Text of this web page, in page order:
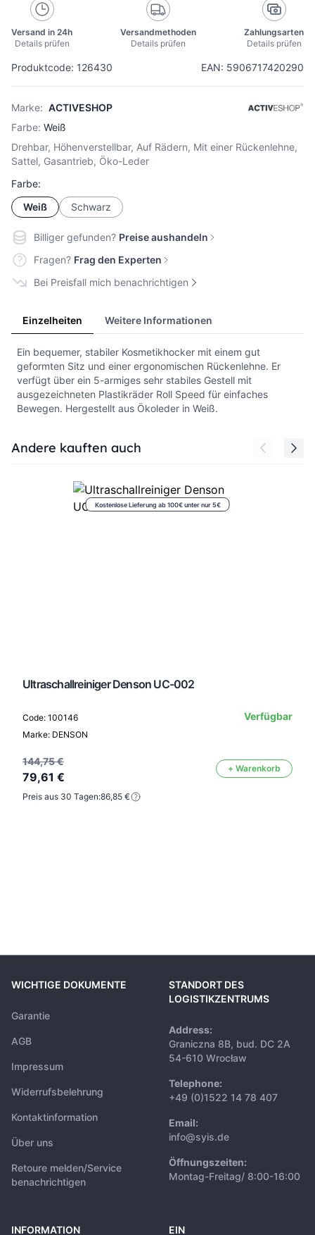
Produktcode: 126430 EAN: 5906717420290
Marke: ACTIVESHOP
Farbe: Weiß
Drehbar, Höhenverstellbar, Auf Rädern, Mit einer Rückenlehne,
Sattel, Gasantrieb, Öko-Leder
Farbe:
Weiß
Schwarz
Versand in 24h
Details prüfen
Versandmethoden
Details prüfen
Zahlungsarten
Details prüfen
Billiger gefunden? Preise aushandeln
Fragen? Frag den Experten
Bei Preisfall mich benachrichtigen
Einzelheiten Weitere Informationen
Ein bequemer, stabiler Kosmetikhocker mit einem gut
geformten Sitz und einer ergonomischen Rückenlehne. Er
verfügt über ein 5-armiges sehr stabiles Gestell mit
ausgezeichneten Plastikräder Roll Speed für einfaches
Bewegen. Hergestellt aus Ökoleder in Weiß.
Press to skip carousel
Andere kauften auch
Kostenlose Lieferung ab 100€ unter nur 5€
Ultraschallreiniger Denson UC-002
Code: 100146
Marke: DENSON
Verfügbar
144,75 €
79,61 €
+ Warenkorb
Preis aus 30 Tagen:86,85 €
WICHTIGE DOKUMENTE
Garantie
AGB
Impressum
Widerrufsbelehrung
Kontaktinformation
Über uns
Retoure melden/Service
benachrichtigen
STANDORT DES
LOGISTIKZENTRUMS
Address:
Graniczna 8B, bud. DC 2A
54-610 Wrocław
Telephone:
+49 (0)1522 14 78 407
Email:
info@syis.de
Öffnungszeiten:
Montag-Freitag/ 8:00-16:00
INFORMATION EIN